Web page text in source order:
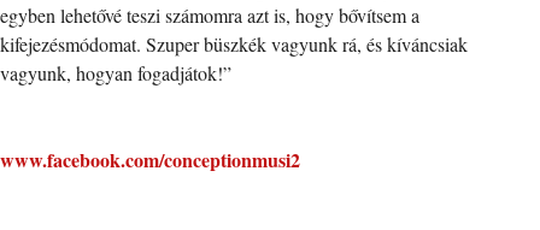
egyben lehetővé teszi számomra azt is, hogy bővítsem a
kifejezésmódomat. Szuper büszkék vagyunk rá, és kíváncsiak
vagyunk, hogyan fogadjátok!”
www.facebook.com/conceptionmusi2